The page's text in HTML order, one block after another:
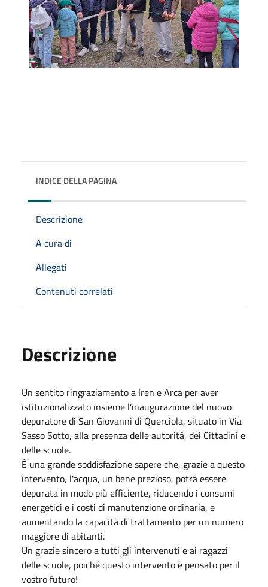
INDICE DELLA PAGINA
Descrizione
A cura di
Allegati
Contenuti correlati
Descrizione
Un sentito ringraziamento a Iren e Arca per aver
istituzionalizzato insieme l'inaugurazione del nuovo
depuratore di San Giovanni di Querciola, situato in Via
Sasso Sotto, alla presenza delle autorità, dei Cittadini e
delle scuole.
È una grande soddisfazione sapere che, grazie a questo
intervento, l'acqua, un bene prezioso, potrà essere
depurata in modo più efficiente, riducendo i consumi
energetici e i costi di manutenzione ordinaria, e
aumentando la capacità di trattamento per un numero
maggiore di abitanti.
Un grazie sincero a tutti gli intervenuti e ai ragazzi
delle scuole, poiché questo intervento è pensato per il
vostro futuro!